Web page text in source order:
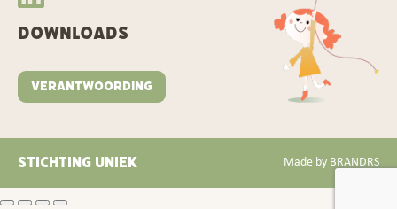
DOWNLOADS
VERANTWOORDING
STICHTING UNIEK Made by BRANDRS